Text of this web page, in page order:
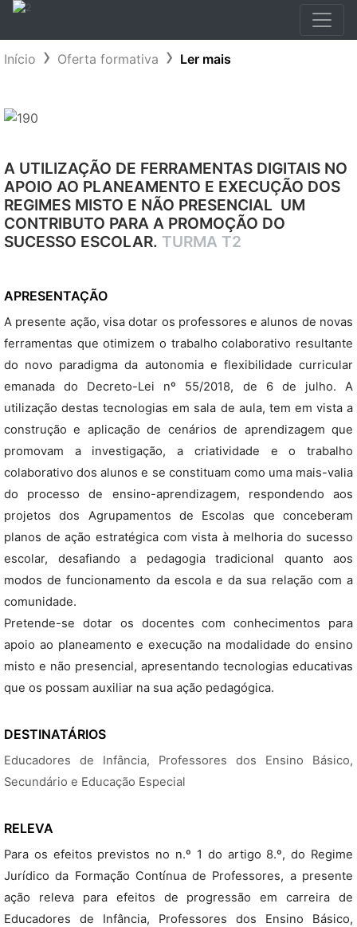
Início Oferta formativa Ler mais
A UTILIZAÇÃO DE FERRAMENTAS DIGITAIS NO
APOIO AO PLANEAMENTO E EXECUÇÃO DOS
REGIMES MISTO E NÃO PRESENCIAL  UM
CONTRIBUTO PARA A PROMOÇÃO DO
SUCESSO ESCOLAR. TURMA T2
APRESENTAÇÃO
A presente ação, visa dotar os professores e alunos de novas
ferramentas que otimizem o trabalho colaborativo resultante
do novo paradigma da autonomia e flexibilidade curricular
emanada do Decreto-Lei nº 55/2018, de 6 de julho. A
utilização destas tecnologias em sala de aula, tem em vista a
construção e aplicação de cenários de aprendizagem que
promovam a investigação, a criatividade e o trabalho
colaborativo dos alunos e se constituam como uma mais-valia
do processo de ensino-aprendizagem, respondendo aos
projetos dos Agrupamentos de Escolas que conceberam
planos de ação estratégica com vista à melhoria do sucesso
escolar, desafiando a pedagogia tradicional quanto aos
modos de funcionamento da escola e da sua relação com a
comunidade.
Pretende-se dotar os docentes com conhecimentos para
apoio ao planeamento e execução na modalidade do ensino
misto e não presencial, apresentando tecnologias educativas
que os possam auxiliar na sua ação pedagógica.
DESTINATÁRIOS
Educadores de Infância, Professores dos Ensino Básico,
Secundário e Educação Especial
RELEVA
Para os efeitos previstos no n.º 1 do artigo 8.º, do Regime
Jurídico da Formação Contínua de Professores, a presente
ação releva para efeitos de progressão em carreira de
Educadores de Infância, Professores dos Ensino Básico,